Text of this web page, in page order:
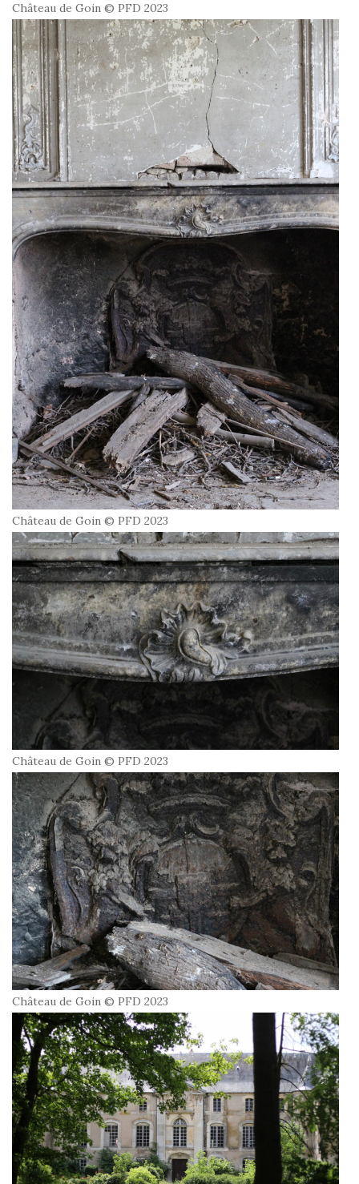
Château de Goin © PFD 2023
Château de Goin © PFD 2023
Château de Goin © PFD 2023
Château de Goin © PFD 2023